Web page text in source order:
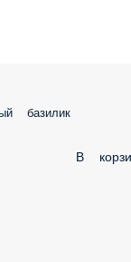
базилик
В